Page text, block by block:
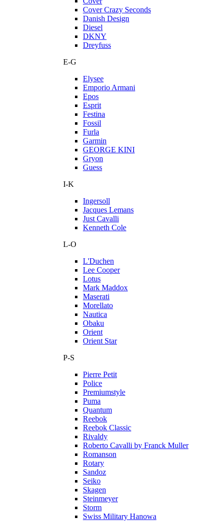
Cover Crazy Seconds
Danish Design
Diesel
DKNY
Dreyfuss
E-G
Elysee
Emporio Armani
Epos
Esprit
Festina
Fossil
Furla
Garmin
GEORGE KINI
Gryon
Guess
I-K
Ingersoll
Jacques Lemans
Just Cavalli
Kenneth Cole
L-O
L'Duchen
Lee Cooper
Lotus
Mark Maddox
Maserati
Morellato
Nautica
Obaku
Orient
Orient Star
P-S
Pierre Petit
Police
Premiumstyle
Puma
Quantum
Reebok
Reebok Classic
Rivaldy
Roberto Cavalli by Franck Muller
Romanson
Rotary
Sandoz
Seiko
Skagen
Steinmeyer
Storm
Swiss Military Hanowa